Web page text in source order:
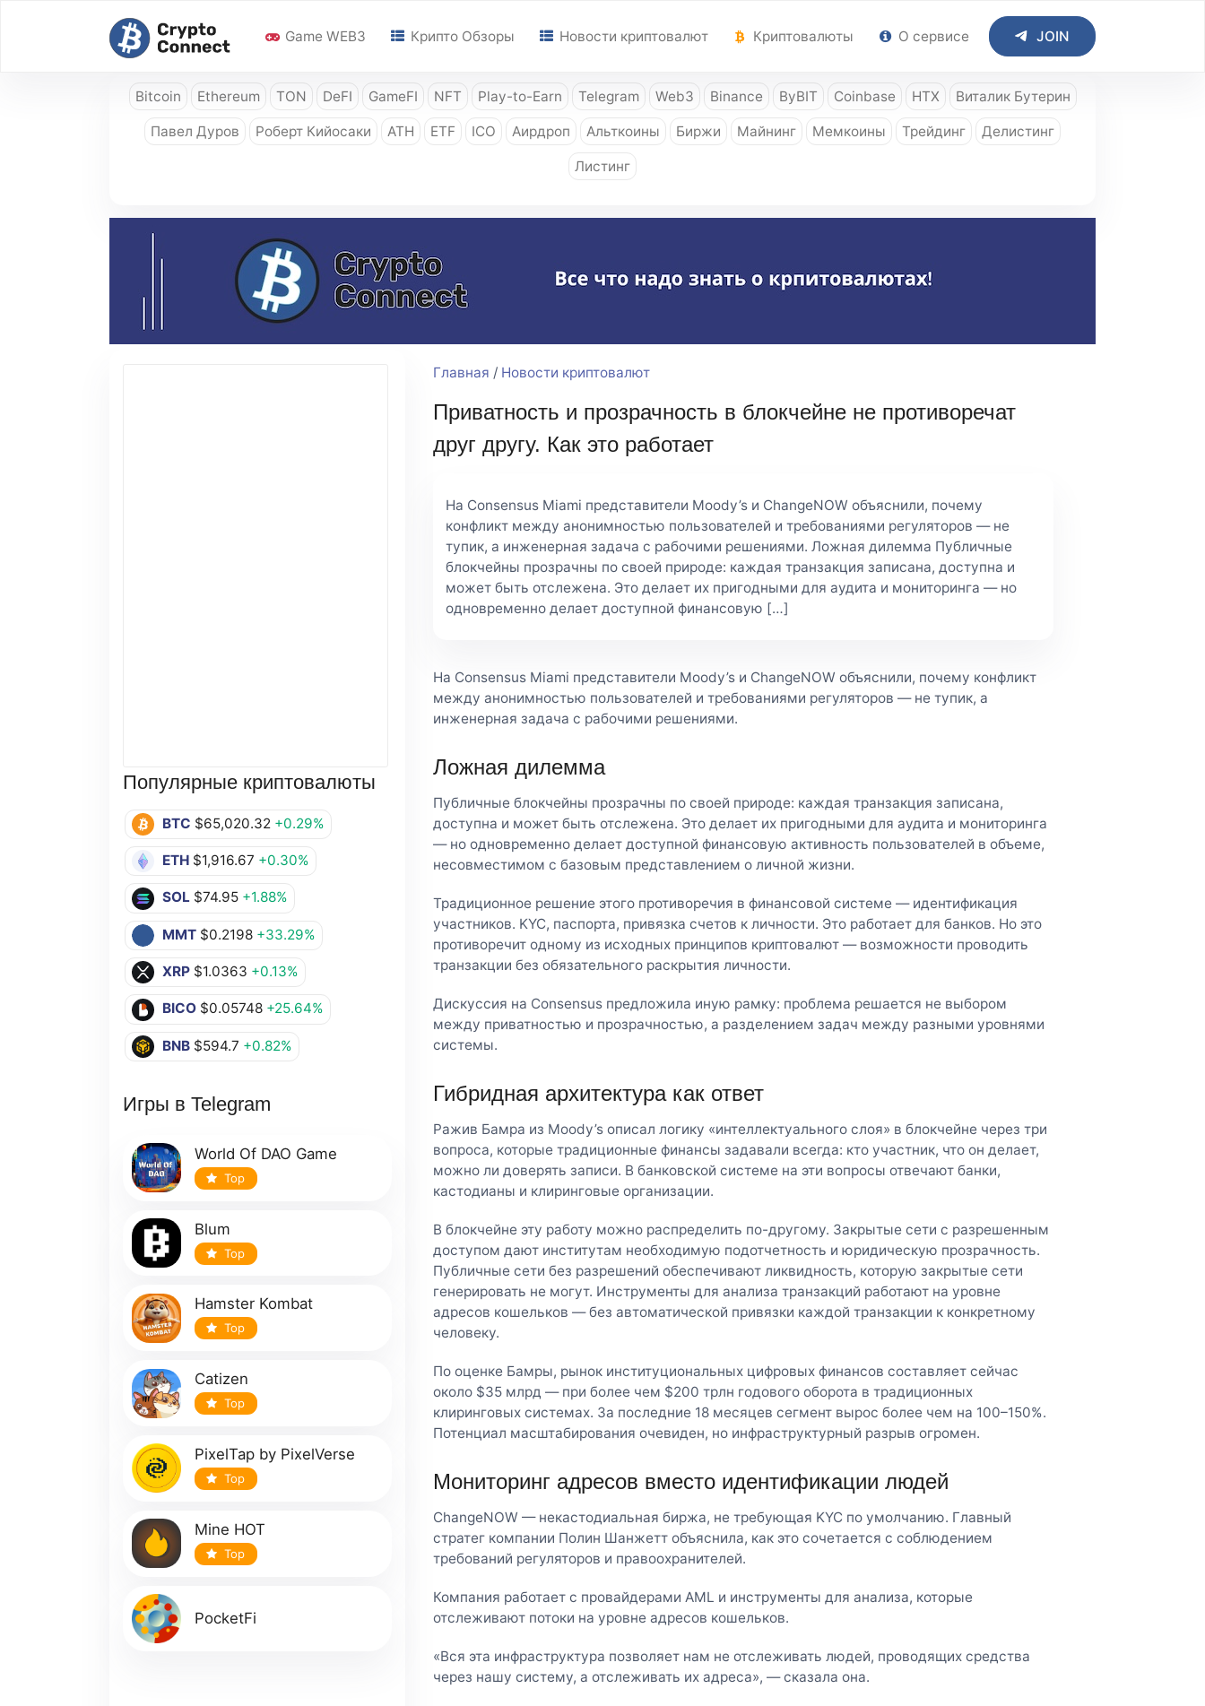
Game WEB3 Крипто Обзоры Новости криптовалют Криптовалюты О сервисе JOIN
Bitcoin Ethereum TON DeFI GameFI NFT Play-to-Earn Telegram Web3 Binance ByBIT Coinbase HTX Виталик Бутерин
Павел Дуров Роберт Кийосаки ATH ETF ICO Аирдроп Альткоины Биржи Майнинг Мемкоины Трейдинг Делистинг
Листинг
Популярные криптовалюты
BTC $65,020.32 +0.29%
ETH $1,916.67 +0.30%
SOL $74.95 +1.88%
MMT $0.2198 +33.29%
XRP $1.0363 +0.13%
BICO $0.05748 +25.64%
BNB $594.7 +0.82%
Игры в Telegram
World Of DAO Game
Top
Blum
Top
Hamster Kombat
Top
Catizen
Top
PixelTap by PixelVerse
Top
Mine HOT
Top
PocketFi
Главная / Новости криптовалют
Приватность и прозрачность в блокчейне не противоречат
друг другу. Как это работает
На Consensus Miami представители Moody’s и ChangeNOW объяснили, почему
конфликт между анонимностью пользователей и требованиями регуляторов — не
тупик, а инженерная задача с рабочими решениями. Ложная дилемма Публичные
блокчейны прозрачны по своей природе: каждая транзакция записана, доступна и
может быть отслежена. Это делает их пригодными для аудита и мониторинга — но
одновременно делает доступной финансовую […]
На Consensus Miami представители Moody’s и ChangeNOW объяснили, почему конфликт
между анонимностью пользователей и требованиями регуляторов — не тупик, а
инженерная задача с рабочими решениями.
Ложная дилемма
Публичные блокчейны прозрачны по своей природе: каждая транзакция записана,
доступна и может быть отслежена. Это делает их пригодными для аудита и мониторинга
— но одновременно делает доступной финансовую активность пользователей в объеме,
несовместимом с базовым представлением о личной жизни.
Традиционное решение этого противоречия в финансовой системе — идентификация
участников. KYC, паспорта, привязка счетов к личности. Это работает для банков. Но это
противоречит одному из исходных принципов криптовалют — возможности проводить
транзакции без обязательного раскрытия личности.
Дискуссия на Consensus предложила иную рамку: проблема решается не выбором
между приватностью и прозрачностью, а разделением задач между разными уровнями
системы.
Гибридная архитектура как ответ
Ражив Бамра из Moody’s описал логику «интеллектуального слоя» в блокчейне через три
вопроса, которые традиционные финансы задавали всегда: кто участник, что он делает,
можно ли доверять записи. В банковской системе на эти вопросы отвечают банки,
кастодианы и клиринговые организации.
В блокчейне эту работу можно распределить по-другому. Закрытые сети с разрешенным
доступом дают институтам необходимую подотчетность и юридическую прозрачность.
Публичные сети без разрешений обеспечивают ликвидность, которую закрытые сети
генерировать не могут. Инструменты для анализа транзакций работают на уровне
адресов кошельков — без автоматической привязки каждой транзакции к конкретному
человеку.
По оценке Бамры, рынок институциональных цифровых финансов составляет сейчас
около $35 млрд — при более чем $200 трлн годового оборота в традиционных
клиринговых системах. За последние 18 месяцев сегмент вырос более чем на 100–150%.
Потенциал масштабирования очевиден, но инфраструктурный разрыв огромен.
Мониторинг адресов вместо идентификации людей
ChangeNOW — некастодиальная биржа, не требующая KYC по умолчанию. Главный
стратег компании Полин Шанжетт объяснила, как это сочетается с соблюдением
требований регуляторов и правоохранителей.
Компания работает с провайдерами AML и инструменты для анализа, которые
отслеживают потоки на уровне адресов кошельков.
«Вся эта инфраструктура позволяет нам не отслеживать людей, проводящих средства
через нашу систему, а отслеживать их адреса», — сказала она.